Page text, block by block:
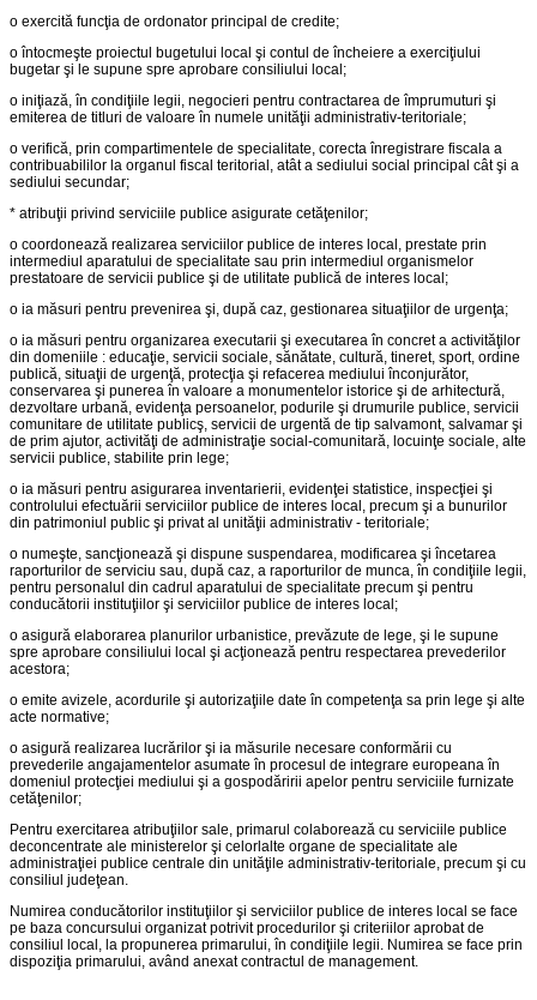
o exercită funcţia de ordonator principal de credite;
o întocmeşte proiectul bugetului local şi contul de încheiere a exerciţiului
bugetar şi le supune spre aprobare consiliului local;
o iniţiază, în condiţiile legii, negocieri pentru contractarea de împrumuturi şi
emiterea de titluri de valoare în numele unităţii administrativ-teritoriale;
o verifică, prin compartimentele de specialitate, corecta înregistrare fiscala a
contribuabililor la organul fiscal teritorial, atât a sediului social principal cât şi a
sediului secundar;
* atribuţii privind serviciile publice asigurate cetăţenilor;
o coordonează realizarea serviciilor publice de interes local, prestate prin
intermediul aparatului de specialitate sau prin intermediul organismelor
prestatoare de servicii publice şi de utilitate publică de interes local;
o ia măsuri pentru prevenirea şi, după caz, gestionarea situaţiilor de urgenţa;
o ia măsuri pentru organizarea executarii şi executarea în concret a activităţilor
din domeniile : educaţie, servicii sociale, sănătate, cultură, tineret, sport, ordine
publică, situaţii de urgenţă, protecţia şi refacerea mediului înconjurător,
conservarea şi punerea în valoare a monumentelor istorice şi de arhitectură,
dezvoltare urbană, evidenţa persoanelor, podurile şi drumurile publice, servicii
comunitare de utilitate publicş, servicii de urgentă de tip salvamont, salvamar şi
de prim ajutor, activităţi de administraţie social-comunitară, locuinţe sociale, alte
servicii publice, stabilite prin lege;
o ia măsuri pentru asigurarea inventarierii, evidenţei statistice, inspecţiei şi
controlului efectuării serviciilor publice de interes local, precum şi a bunurilor
din patrimoniul public şi privat al unităţii administrativ - teritoriale;
o numeşte, sancţionează şi dispune suspendarea, modificarea şi încetarea
raporturilor de serviciu sau, după caz, a raporturilor de munca, în condiţiile legii,
pentru personalul din cadrul aparatului de specialitate precum şi pentru
conducătorii instituţiilor şi serviciilor publice de interes local;
o asigură elaborarea planurilor urbanistice, prevăzute de lege, şi le supune
spre aprobare consiliului local şi acţionează pentru respectarea prevederilor
acestora;
o emite avizele, acordurile şi autorizaţiile date în competenţa sa prin lege şi alte
acte normative;
o asigură realizarea lucrărilor şi ia măsurile necesare conformării cu
prevederile angajamentelor asumate în procesul de integrare europeana în
domeniul protecţiei mediului şi a gospodăririi apelor pentru serviciile furnizate
cetăţenilor;
Pentru exercitarea atribuţiilor sale, primarul colaborează cu serviciile publice
deconcentrate ale ministerelor şi celorlalte organe de specialitate ale
administraţiei publice centrale din unităţile administrativ-teritoriale, precum şi cu
consiliul judeţean.
Numirea conducătorilor instituţiilor şi serviciilor publice de interes local se face
pe baza concursului organizat potrivit procedurilor şi criteriilor aprobat de
consiliul local, la propunerea primarului, în condiţiile legii. Numirea se face prin
dispoziţia primarului, având anexat contractul de management.